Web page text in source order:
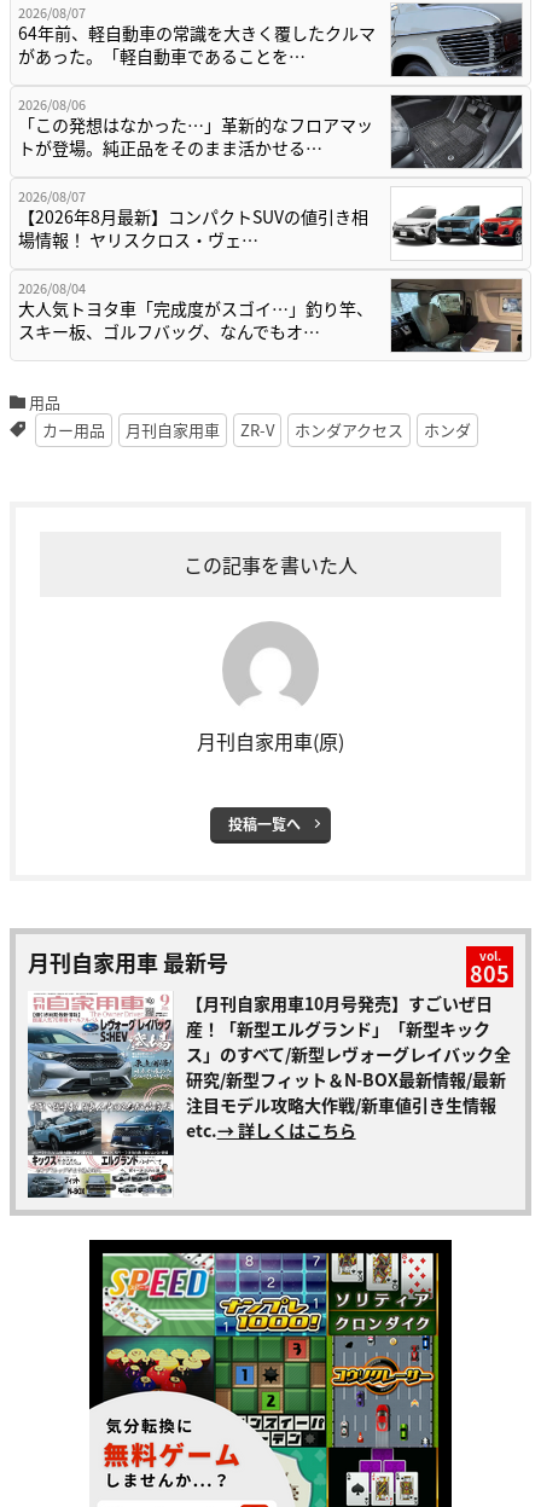
2026/08/07
64年前、軽自動車の常識を大きく覆したクルマ
があった。「軽自動車であることを…
2026/08/06
「この発想はなかった…」革新的なフロアマッ
トが登場。純正品をそのまま活かせる…
2026/08/07
【2026年8月最新】コンパクトSUVの値引き相
場情報！ ヤリスクロス・ヴェ…
2026/08/04
大人気トヨタ車「完成度がスゴイ…」釣り竿、
スキー板、ゴルフバッグ、なんでもオ…
用品
カー用品
月刊自家用車 ZR-V ホンダアクセス ホンダ
この記事を書いた人
月刊自家用車(原)
投稿一覧へ
月刊自家用車 最新号 vol.
805
【月刊自家用車10月号発売】すごいぜ日
産！「新型エルグランド」「新型キック
ス」のすべて/新型レヴォーグレイバック全
研究/新型フィット＆N-BOX最新情報/最新
注目モデル攻略大作戦/新車値引き生情報
etc.→ 詳しくはこちら